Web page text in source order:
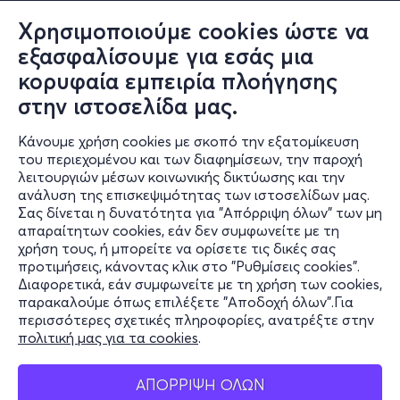
Χρησιμοποιούμε cookies ώστε να
εξασφαλίσουμε για εσάς μια
κορυφαία εμπειρία πλοήγησης
στην ιστοσελίδα μας.
Κάνουμε χρήση cookies με σκοπό την εξατομίκευση
του περιεχομένου και των διαφημίσεων, την παροχή
λειτουργιών μέσων κοινωνικής δικτύωσης και την
ανάλυση της επισκεψιμότητας των ιστοσελίδων μας.
Σας δίνεται η δυνατότητα για "Απόρριψη όλων" των μη
απαραίτητων cookies, εάν δεν συμφωνείτε με τη
χρήση τους, ή μπορείτε να ορίσετε τις δικές σας
προτιμήσεις, κάνοντας κλικ στο "Ρυθμίσεις cookies".
Διαφορετικά, εάν συμφωνείτε με τη χρήση των cookies,
παρακαλούμε όπως επιλέξετε "Αποδοχή όλων".Για
περισσότερες σχετικές πληροφορίες, ανατρέξτε στην
πολιτική μας για τα cookies.
ΑΠΟΡΡΙΨΗ ΟΛΩΝ
Φυσικά σημεία
Πληροφορίες
Υποστήριξη
Stay Connected
Mobile app